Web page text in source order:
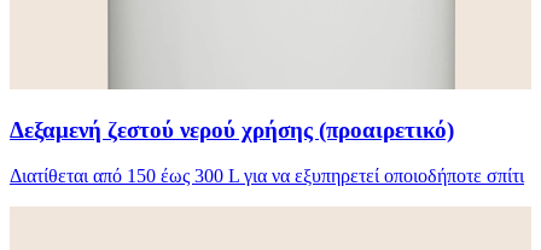
Δεξαμενή ζεστού νερού χρήσης (προαιρετικό)
Διατίθεται από 150 έως 300 L για να εξυπηρετεί οποιοδήποτε σπίτι